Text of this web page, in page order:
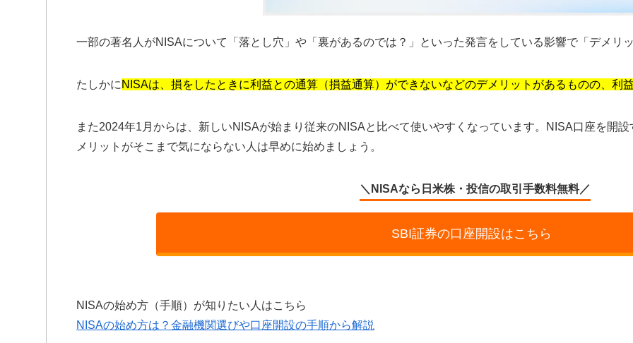
一部の著名人がNISAについて「落とし穴」や「裏があるのでは？」といった発言をしている影響で「デメリ
たしかに NISAは、損をしたときに利益との通算（損益通算）ができないなどのデメリットがあるものの、利
また2024年1月からは、新しいNISAが始まり従来のNISAと比べて使いやすくなっています。NISA口座を開
メリットがそこまで気にならない人は早めに始めましょう。
＼NISAなら日米株・投信の取引手数料無料／
SBI証券の口座開設はこちら
NISAの始め方（手順）が知りたい人はこちら
NISAの始め方は？金融機関選びや口座開設の手順から解説